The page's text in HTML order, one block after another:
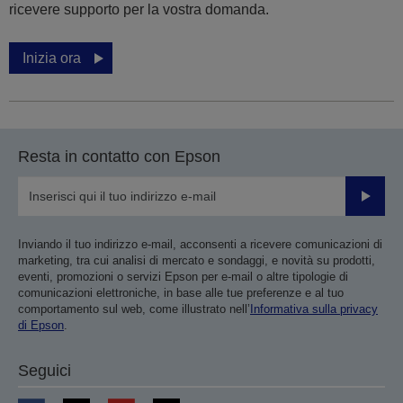
ricevere supporto per la vostra domanda.
Inizia ora
Resta in contatto con Epson
Invia
Inviando il tuo indirizzo e-mail, acconsenti a ricevere comunicazioni di
marketing, tra cui analisi di mercato e sondaggi, e novità su prodotti,
eventi, promozioni o servizi Epson per e-mail o altre tipologie di
comunicazioni elettroniche, in base alle tue preferenze e al tuo
comportamento sul web, come illustrato nell’ Informativa sulla privacy
di Epson.
Seguici